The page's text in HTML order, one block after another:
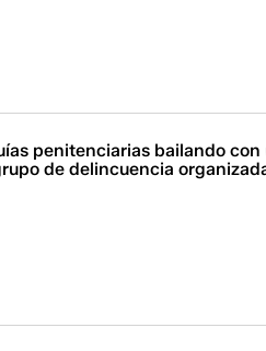
penitenciarias bailando
de delincuencia